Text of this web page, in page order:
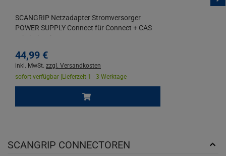
SCANGRIP Netzadapter Stromversorger
POWER SUPPLY Connect für Connect + CAS
Arbeitsleuchten
44,99 €
inkl. MwSt. zzgl. Versandkosten
sofort verfügbar | Lieferzeit 1 - 3 Werktage
SCANGRIP CONNECTOREN